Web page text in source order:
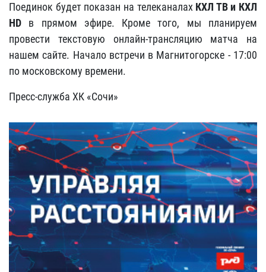
Поединок будет показан на телеканалах КХЛ ТВ и КХЛ
HD в прямом эфире. Кроме того, мы планируем
провести текстовую онлайн-трансляцию матча на
нашем сайте. Начало встречи в Магнитогорске - 17:00
по московскому времени.
Пресс-служба ХК «Сочи»